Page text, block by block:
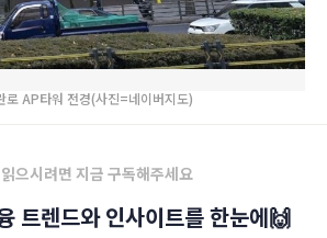
로 AP타워 전경(사진=네이버지도)
으시려면 지금 구독해주세요
트렌드와 인사이트를 한눈에🙌